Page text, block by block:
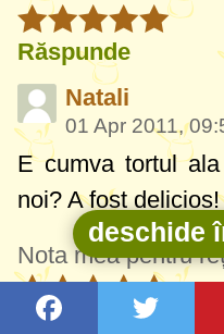
Răspunde
Natali
01 Apr 2011,
E cumva tortul
noi? A fost delicios!
Nota mea pentru
Răspunde
deschide